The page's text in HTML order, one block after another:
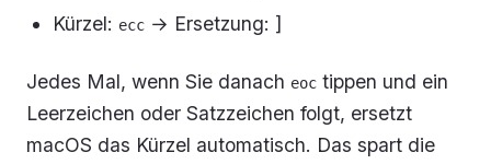
Kürzel: ecc → Ersetzung: ]
Jedes Mal, wenn Sie danach eoc tippen und ein
Leerzeichen oder Satzzeichen folgt, ersetzt
macOS das Kürzel automatisch. Das spart die